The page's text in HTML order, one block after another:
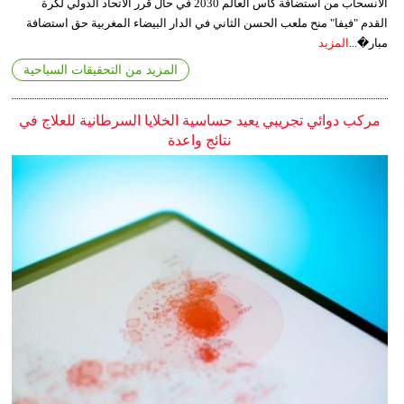
الانسحاب من استضافة كأس العالم 2030 في حال قرر الاتحاد الدولي لكرة
القدم "فيفا" منح ملعب الحسن الثاني في الدار البيضاء المغربية حق استضافة
مبار�... المزيد
المزيد من التحقيقات السياحية
مركب دوائي تجريبي يعيد حساسية الخلايا السرطانية للعلاج في
نتائج واعدة